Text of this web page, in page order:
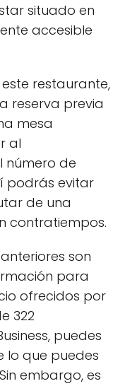
situado en
accesible
restaurante,
reserva previa
mesa
al
número de
podrás evitar
de una
contratiempos.
son
para
ofrecidos por
322
puedes
lo que puedes
embargo, es